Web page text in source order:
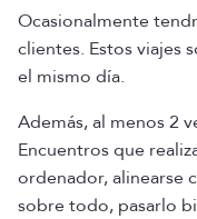
Ocasionalmente
clientes. Estos viajes
el mismo día.
Además, al menos 2
Encuentros que
ordenador, alinearse
sobre todo, pasarlo